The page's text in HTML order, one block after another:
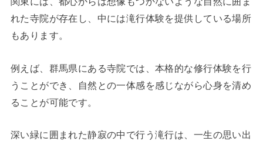
れた寺院が存在し、中には滝行体験を提供している場所
もあります。
例えば、群馬県にある寺院では、本格的な修行体験を行
うことができ、自然との一体感を感じながら心身を清め
ることが可能です。
深い緑に囲まれた静寂の中で行う滝行は、一生の思い出